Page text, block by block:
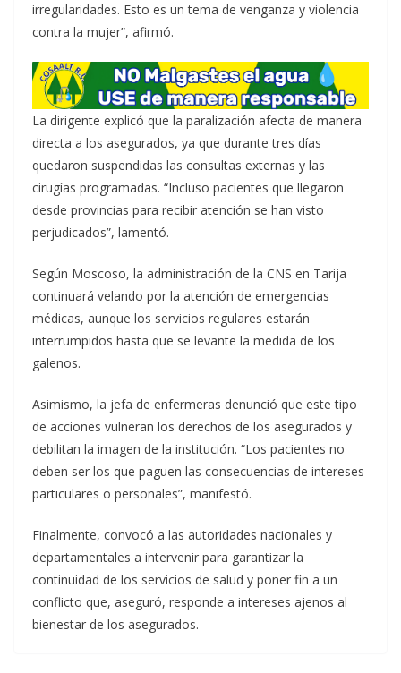
irregularidades. Esto es un tema de venganza y violencia
contra la mujer”, afirmó.
La dirigente explicó que la paralización afecta de manera
directa a los asegurados, ya que durante tres días
quedaron suspendidas las consultas externas y las
cirugías programadas. “Incluso pacientes que llegaron
desde provincias para recibir atención se han visto
perjudicados”, lamentó.
Según Moscoso, la administración de la CNS en Tarija
continuará velando por la atención de emergencias
médicas, aunque los servicios regulares estarán
interrumpidos hasta que se levante la medida de los
galenos.
Asimismo, la jefa de enfermeras denunció que este tipo
de acciones vulneran los derechos de los asegurados y
debilitan la imagen de la institución. “Los pacientes no
deben ser los que paguen las consecuencias de intereses
particulares o personales”, manifestó.
Finalmente, convocó a las autoridades nacionales y
departamentales a intervenir para garantizar la
continuidad de los servicios de salud y poner fin a un
conflicto que, aseguró, responde a intereses ajenos al
bienestar de los asegurados.